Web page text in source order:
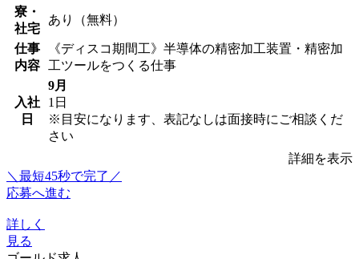
寮・
社宅
あり（無料）
仕事
内容
《ディスコ期間工》半導体の精密加工装置・精密加
工ツールをつくる仕事
入社
日
9月
1日
※目安になります、表記なしは面接時にご相談くだ
さい
詳細を表示
＼最短45秒で完了／
応募へ進む
詳しく
見る